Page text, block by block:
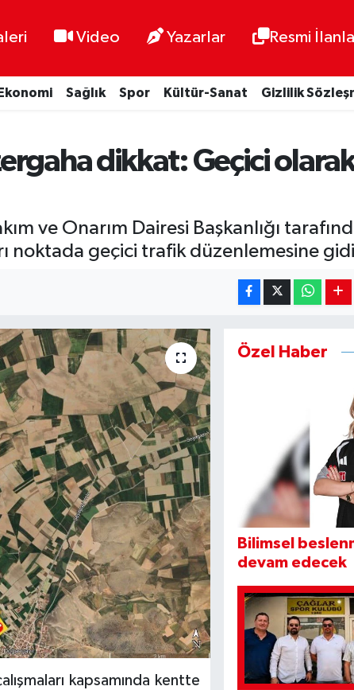
Video Yazarlar Resmi
Ekonomi Sağlık Spor Kültür-Sanat Gizlilik
dikkat: Geçici
ve Onarım Dairesi Başkanlığı
noktada geçici trafik düzenlemesine
kapsamında kentte
Özel Haber
Bilimsel
devam edecek